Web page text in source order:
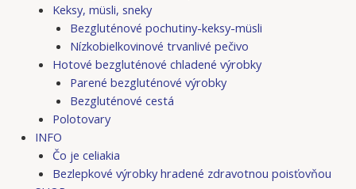
Keksy, müsli, sneky
Bezgluténové pochutiny-keksy-müsli
Nízkobielkovinové trvanlivé pečivo
Hotové bezgluténové chladené výrobky
Parené bezgluténové výrobky
Bezgluténové cestá
Polotovary
INFO
Čo je celiakia
Bezlepkové výrobky hradené zdravotnou poisťovňou